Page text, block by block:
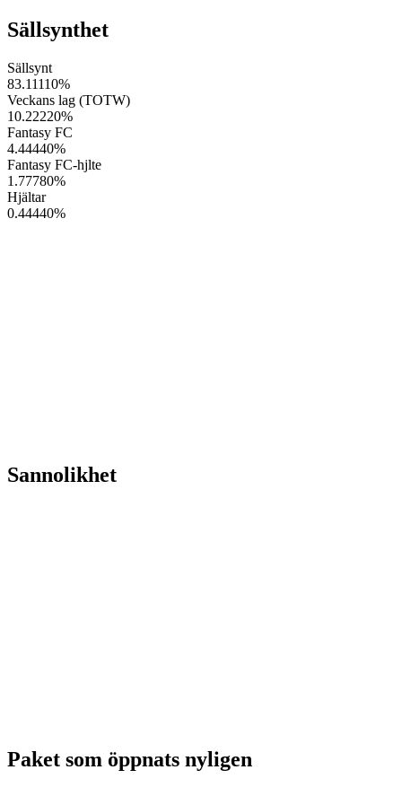
Sällsynthet
Sällsynt
83.11110%
Veckans lag (TOTW)
10.22220%
Fantasy FC
4.44440%
Fantasy FC-hjlte
1.77780%
Hjältar
0.44440%
Sannolikhet
Paket som öppnats nyligen